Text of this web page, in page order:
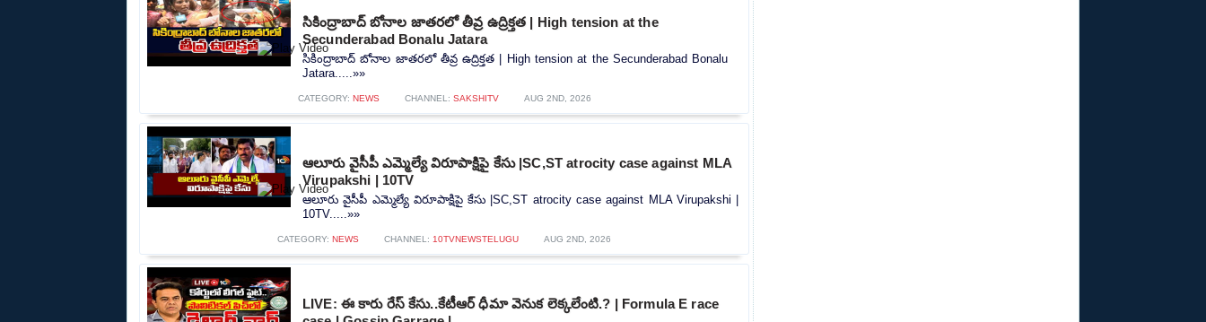
సికింద్రాబాద్ బోనాల జాతరలో తీవ్ర ఉద్రిక్తత | High tension at the
Secunderabad Bonalu Jatara
సికింద్రాబాద్ బోనాల జాతరలో తీవ్ర ఉద్రిక్తత | High tension at the Secunderabad Bonalu
Jatara.....»»
CATEGORY: NEWS CHANNEL: SAKSHITV AUG 2ND, 2026
ఆలూరు వైసీపీ ఎమ్మెల్యే విరూపాక్షిపై కేసు |SC,ST atrocity case against MLA
Virupakshi | 10TV
ఆలూరు వైసీపీ ఎమ్మెల్యే విరూపాక్షిపై కేసు |SC,ST atrocity case against MLA Virupakshi |
10TV.....»»
CATEGORY: NEWS CHANNEL: 10TVNEWSTELUGU AUG 2ND, 2026
LIVE: ఈ కారు రేస్‌ కేసు..కేటీఆర్ ధీమా వెనుక లెక్కలేంటి.? | Formula E race